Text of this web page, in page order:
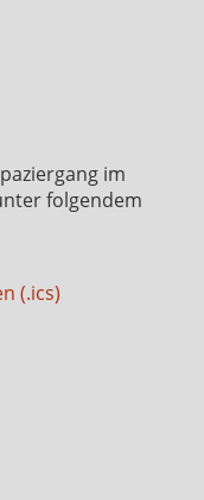
im
folgendem
(.ics)